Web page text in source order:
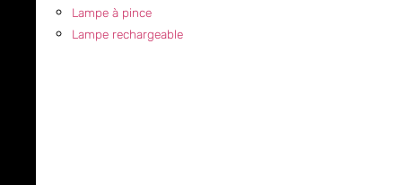
Lampe à pince
Lampe rechargeable